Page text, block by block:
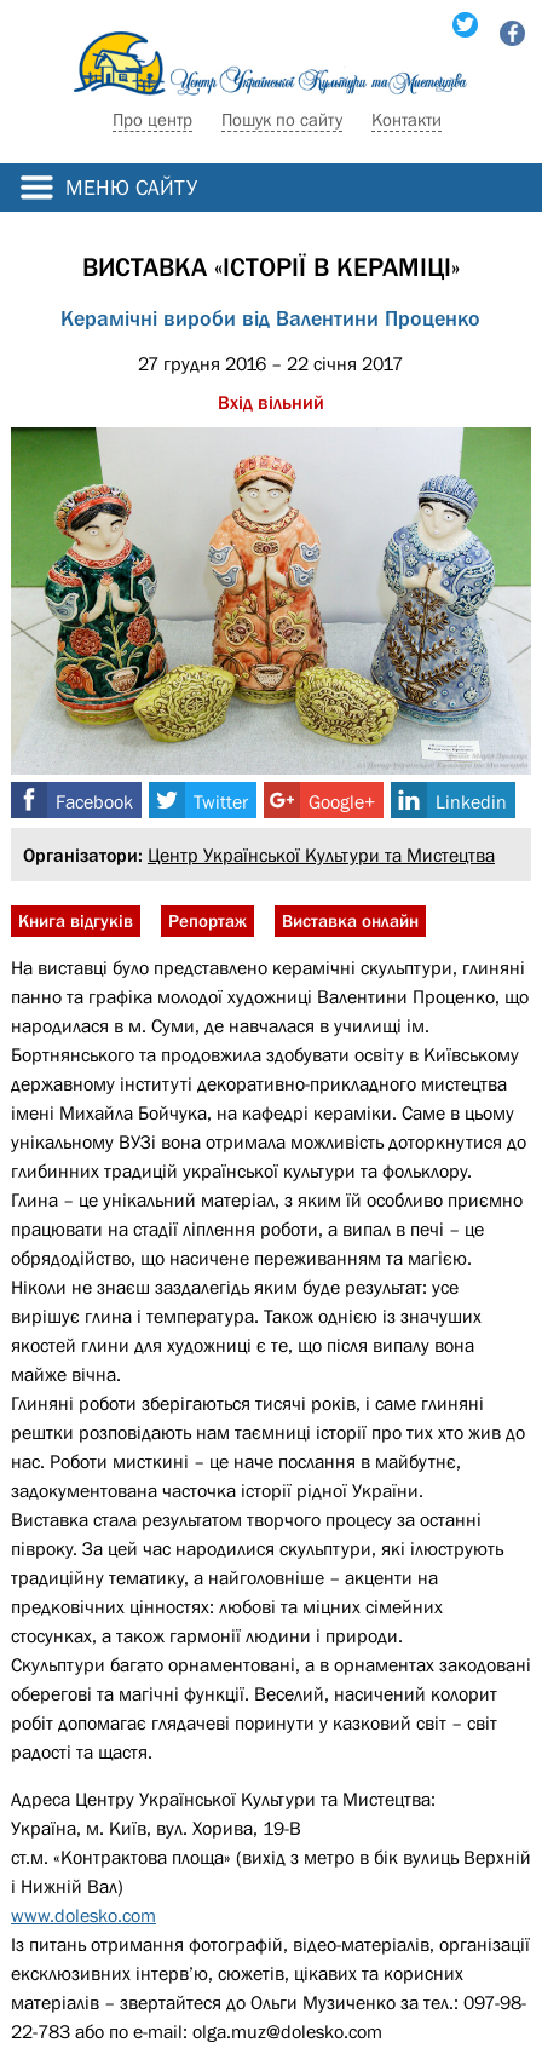
Про центр Пошук по сайту Контакти
МЕНЮ САЙТУ
ВИСТАВКА «ІСТОРІЇ В КЕРАМІЦІ»
Керамічні вироби від Валентини Проценко
27 грудня 2016 – 22 січня 2017
Вхід вільний
Facebook Twitter Google+ Linkedin
Організатори: Центр Української Культури та Мистецтва
Книга відгуків Репортаж Виставка онлайн
На виставці було представлено керамічні скульптури, глиняні
панно та графіка молодої художниці Валентини Проценко, що
народилася в м. Суми, де навчалася в училищі ім.
Бортнянського та продовжила здобувати освіту в Київському
державному інституті декоративно-прикладного мистецтва
імені Михайла Бойчука, на кафедрі кераміки. Саме в цьому
унікальному ВУЗі вона отримала можливість доторкнутися до
глибинних традицій української культури та фольклору.
Глина – це унікальний матеріал, з яким їй особливо приємно
працювати на стадії ліплення роботи, а випал в печі – це
обрядодійство, що насичене переживанням та магією.
Ніколи не знаєш заздалегідь яким буде результат: усе
вирішує глина і температура. Також однією із значуших
якостей глини для художниці є те, що після випалу вона
майже вічна.
Глиняні роботи зберігаються тисячі років, і саме глиняні
рештки розповідають нам таємниці історії про тих хто жив до
нас. Роботи мисткині – це наче послання в майбутнє,
задокументована часточка історії рідної України.
Виставка стала результатом творчого процесу за останні
півроку. За цей час народилися скульптури, які ілюструють
традиційну тематику, а найголовніше – акценти на
предковічних цінностях: любові та міцних сімейних
стосунках, а також гармонії людини і природи.
Скульптури багато орнаментовані, а в орнаментах закодовані
оберегові та магічні функції. Веселий, насичений колорит
робіт допомагає глядачеві поринути у казковий світ – світ
радості та щастя.
Адреса Центру Української Культури та Мистецтва:
Україна, м. Київ, вул. Хорива, 19-В
ст.м. «Контрактова площа» (вихід з метро в бік вулиць Верхній
і Нижній Вал)
www.dolesko.com
Із питань отримання фотографій, відео-матеріалів, організації
ексклюзивних інтерв’ю, сюжетів, цікавих та корисних
матеріалів – звертайтеся до Ольги Музиченко за тел.: 097-98-
22-783 або по е-mail: olga.muz@dolesko.com